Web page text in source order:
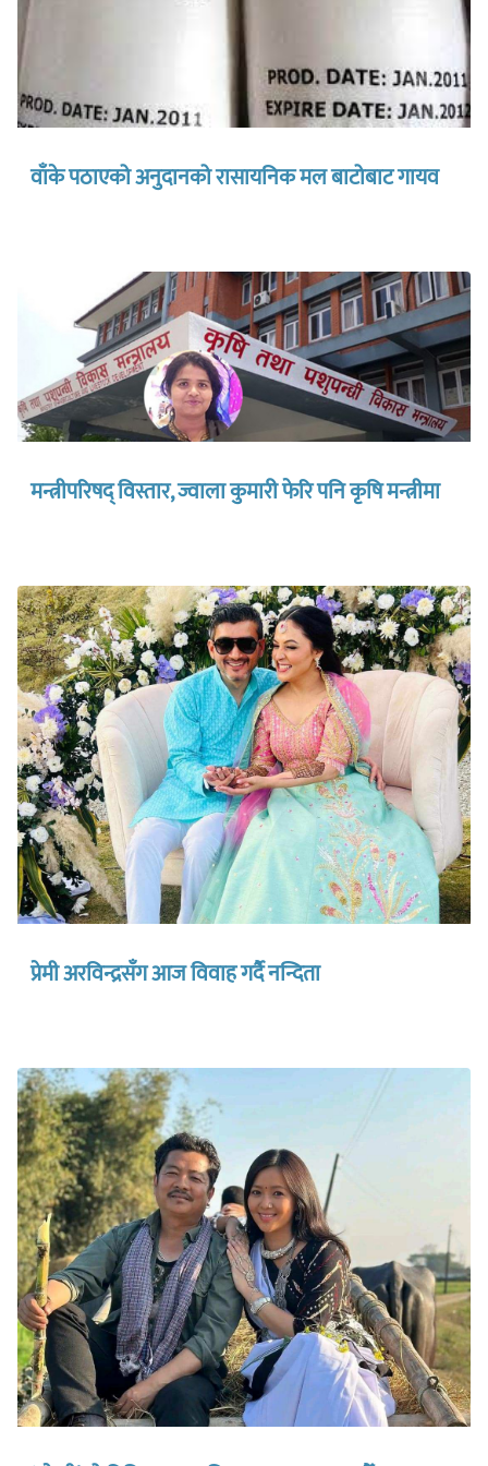
वाँके पठाएको अनुदानको रासायनिक मल बाटोबाट गायव
मन्त्रीपरिषद् विस्तार, ज्वाला कुमारी फेरि पनि कृषि मन्त्रीमा
प्रेमी अरविन्द्रसँग आज विवाह गर्दै नन्दिता